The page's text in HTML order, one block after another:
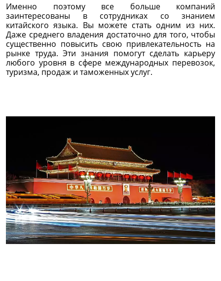
Именно поэтому все больше компаний
заинтересованы в сотрудниках со знанием
китайского языка. Вы можете стать одним из них.
Даже среднего владения достаточно для того, чтобы
существенно повысить свою привлекательность на
рынке труда. Эти знания помогут сделать карьеру
любого уровня в сфере международных перевозок,
туризма, продаж и таможенных услуг.